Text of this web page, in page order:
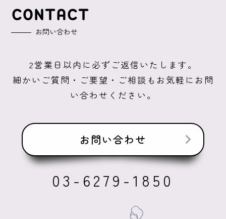
CONTACT
お問い合わせ
2営業日以内に必ずご返信いたします。
細かいご質問・ご要望・ご相談もお気軽にお問
い合わせください。
お問い合わせ
03-6279-1850